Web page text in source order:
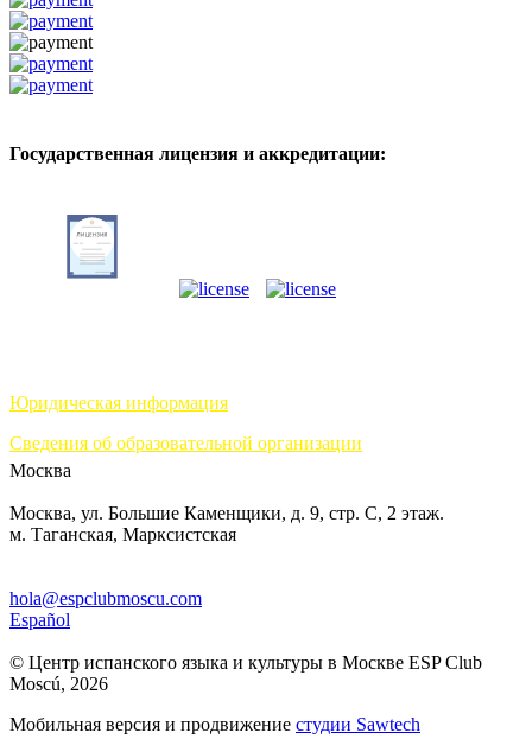
Государственная лицензия и аккредитации:
Юридическая информация
Сведения об образовательной организации
Москва
Москва, ул. Большие Каменщики, д. 9, стр. С, 2 этаж.
м. Таганская, Марксистская
hola@espclubmoscu.com
Español
© Центр испанского языка и культуры в Москве ESP Club
Moscú, 2026
Мобильная версия и продвижение студии Sawtech